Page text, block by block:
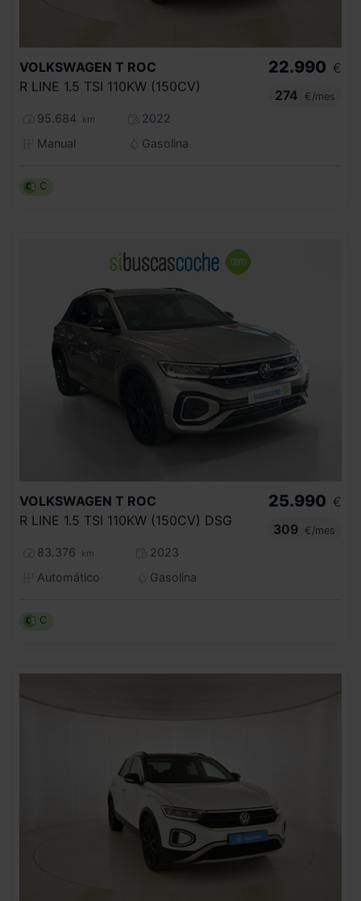
VOLKSWAGEN T ROC
R LINE 1.5 TSI 110KW (150CV)
95.684 km
2022
Manual
Gasolina
22.990 €
274
€/mes
C
VOLKSWAGEN T ROC
R LINE 1.5 TSI 110KW (150CV) DSG
83.376 km
2023
Automático
Gasolina
25.990 €
309
€/mes
C